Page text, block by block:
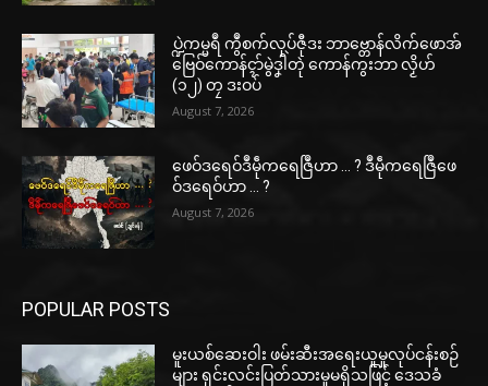
ပ္ဍဲကမ္မရဳ ကွဳစက်လုပ်ဇီုဒး ဘာဗ္တောန်လိက်ဖောအ်
ဗြေဝ်ကောန်ၚာ်မွဲဒၞါဲတုဲ ကောန်ကွးဘာ လၟိဟ်
(၁၂) တၠ ဒးဝပ်
August 7, 2026
ဖေဝ်ဒရေဝ်ဒဳမဵုကရေဇြဳဟာ … ? ဒဳမဵုကရေဇြဳဖေ
ဝ်ဒရေဝ်ဟာ … ?
August 7, 2026
POPULAR POSTS
မူးယစ်ဆေးဝါး ဖမ်းဆီးအရေးယူမှုလုပ်ငန်းစဉ်
များ ရှင်းလင်းပြတ်သားမှုမရှိသဖြင့် ဒေသခံ